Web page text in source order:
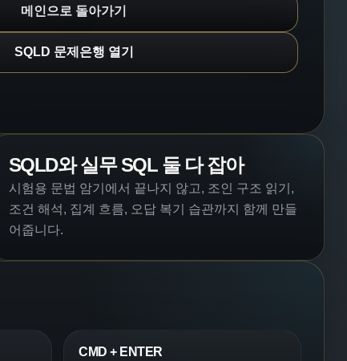
메인으로 돌아가기
SQLD 문제은행 열기
SQLD와 실무 SQL 둘 다 잡아
시험용 문법 암기에서 끝나지 않고, 조인 구조 읽기,
조건 해석, 집계 흐름, 오답 복기 습관까지 함께 만들
어줍니다.
CMD + ENTER